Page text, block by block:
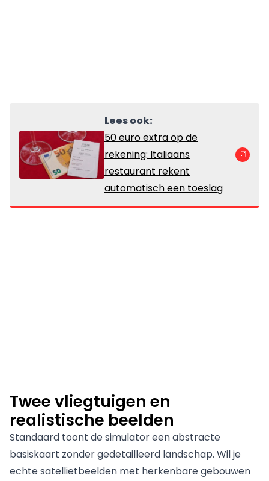
Lees ook:
50 euro extra op de
rekening: Italiaans
restaurant rekent
automatisch een toeslag
Twee vliegtuigen en
realistische beelden
Standaard toont de simulator een abstracte
basiskaart zonder gedetailleerd landschap. Wil je
echte satellietbeelden met herkenbare gebouwen